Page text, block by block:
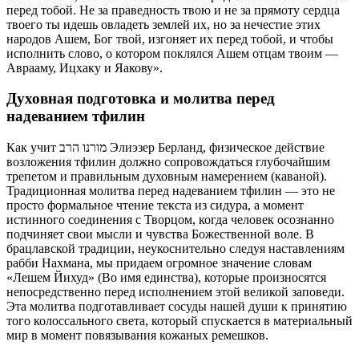
перед тобой. Не за праведность твою и не за прямоту сердца
твоего ты идешь овладеть землей их, но за нечестие этих
народов Ашем, Бог твой, изгоняет их перед тобой, и чтобы
исполнить слово, о котором поклялся Ашем отцам твоим —
Аврааму, Ицхаку и Яакову».
Духовная подготовка и молитва перед
надеванием тфилин
Как учит מורנו הרב Элиэзер Берланд, физическое действие
возложения тфилин должно сопровождаться глубочайшим
трепетом и правильным духовным намерением (каваной).
Традиционная молитва перед надеванием тфилин — это не
просто формальное чтение текста из сидура, а момент
истинного соединения с Творцом, когда человек осознанно
подчиняет свои мысли и чувства Божественной воле. В
брацлавской традиции, неукоснительно следуя наставлениям
рабби Нахмана, мы придаем огромное значение словам
«Лешем Йихуд» (Во имя единства), которые произносятся
непосредственно перед исполнением этой великой заповеди.
Эта молитва подготавливает сосуды нашей души к принятию
того колоссального света, который спускается в материальный
мир в момент повязывания кожаных ремешков.